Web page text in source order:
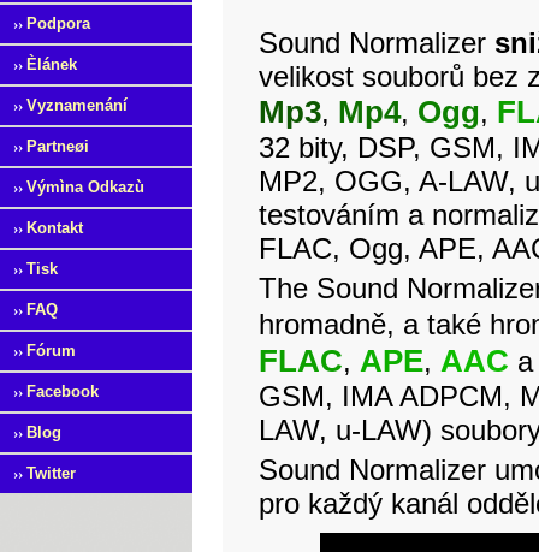
›› Podpora
›› Èlánek
›› Vyznamenání
›› Partneøi
›› Výmìna Odkazù
›› Kontakt
›› Tisk
›› FAQ
›› Fórum
›› Facebook
›› Blog
›› Twitter
Sound Normalizer
velikost souborů bez
Mp3, Mp4, Ogg,
32 bity, DSP, GSM,
MP2, OGG, A-LAW,
testováním a
FLAC, Ogg, APE,
The Sound
hromadně, a také
FLAC, APE, AAC
GSM, IMA ADPCM,
LAW, u-LAW)
Sound Normalizer
pro každý kanál